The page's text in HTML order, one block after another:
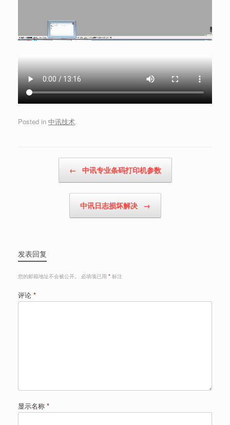
Posted in 中讯技术.
← 中讯专业条码打印机参数
中讯日志损坏解决 →
发表回复
您的邮箱地址不会被公开。 必填项已用 * 标注
评论 *
显示名称 *